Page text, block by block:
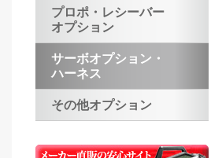
プロポ・レシーバー
オプション
サーボオプション・
ハーネス
その他オプション